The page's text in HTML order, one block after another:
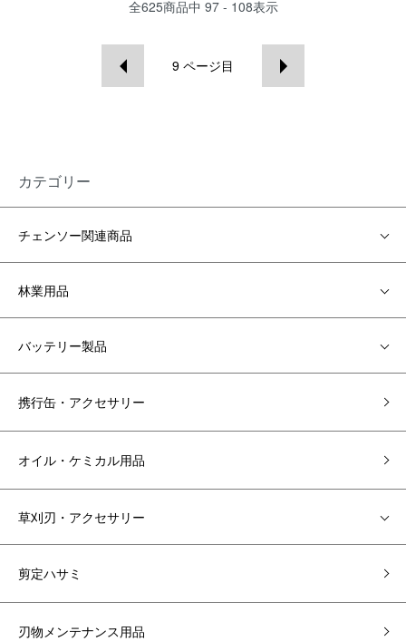
全625商品中 97 - 108表示
9 ページ目
カテゴリー
チェンソー関連商品
林業用品
バッテリー製品
携行缶・アクセサリー
オイル・ケミカル用品
草刈刃・アクセサリー
剪定ハサミ
刃物メンテナンス用品